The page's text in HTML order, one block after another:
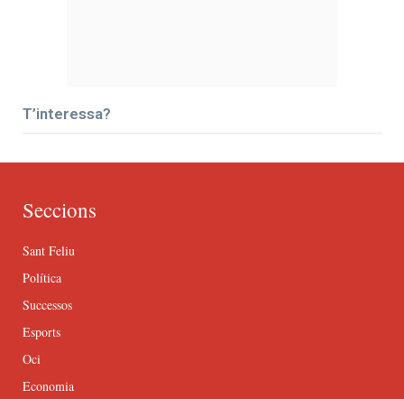
T’interessa?
Seccions
Sant Feliu
Política
Successos
Esports
Oci
Economia